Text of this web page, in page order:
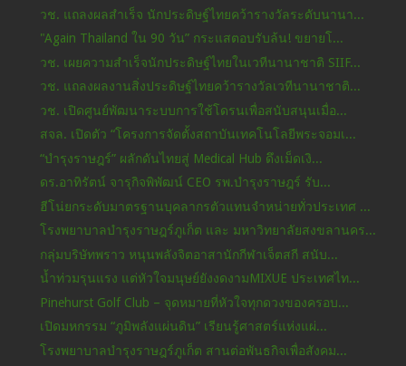
วช. แถลงผลสำเร็จ นักประดิษฐ์ไทยคว้ารางวัลระดับนานา...
"Again Thailand ใน 90 วัน” กระแสตอบรับล้น! ขยายโ...
วช. เผยความสำเร็จนักประดิษฐ์ไทยในเวทีนานาชาติ SIIF...
วช. แถลงผลงานสิ่งประดิษฐ์ไทยคว้ารางวัลเวทีนานาชาติ...
วช. เปิดศูนย์พัฒนาระบบการใช้โดรนเพื่อสนับสนุนเมื่อ...
สจล. เปิดตัว “โครงการจัดตั้งสถาบันเทคโนโลยีพระจอมเ...
“บำรุงราษฎร์” ผลักดันไทยสู่ Medical Hub ดึงเม็ดเงิ...
ดร.อาทิรัตน์ จารุกิจพิพัฒน์ CEO รพ.บำรุงราษฎร์ รับ...
ฮีโน่ยกระดับมาตรฐานบุคลากรตัวแทนจำหน่ายทั่วประเทศ ...
โรงพยาบาลบำรุงราษฎร์ภูเก็ต และ มหาวิทยาลัยสงขลานคร...
กลุ่มบริษัทพราว หนุนพลังจิตอาสานักกีฬาเจ็ตสกี สนับ...
น้ำท่วมรุนแรง แต่หัวใจมนุษย์ยังงดงามMIXUE ประเทศไท...
Pinehurst Golf Club – จุดหมายที่หัวใจทุกดวงของครอบ...
เปิดมหกรรม “ภูมิพลังแผ่นดิน” เรียนรู้ศาสตร์แห่งแผ่...
โรงพยาบาลบำรุงราษฎร์ภูเก็ต สานต่อพันธกิจเพื่อสังคม...